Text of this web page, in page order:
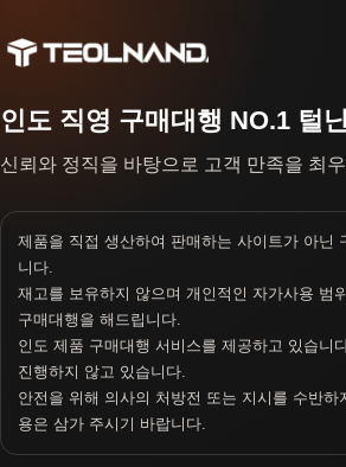
인도 직영 구매대행 NO.1 털
신뢰와 정직을 바탕으로 고객 만족을 최
제품을 직접 생산하여 판매하는 사이트가 아닌
니다.
재고를 보유하지 않으며 개인적인 자가사용 범
구매대행을 해드립니다.
인도 제품 구매대행 서비스를 제공하고 있습니
진행하지 않고 있습니다.
안전을 위해 의사의 처방전 또는 지시를 수반하
용은 삼가 주시기 바랍니다.